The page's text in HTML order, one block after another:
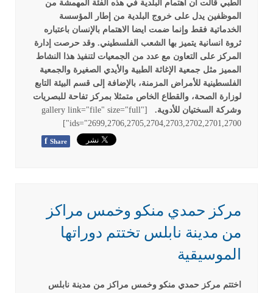
الطبي قالت ان اهتمام البلدية في هذه الفئة المهمشة من
الموظفين يدل على خروج البلدية من إطار المؤسسة
الخدماتية فقط وإنما ضمت ايضا الاهتمام بالإنسان باعتباره
ثروة انسانية يتميز بها الشعب الفلسطيني. وقد حرصت إدارة
المركز على التعاون مع عدد من الجمعيات لتنفيذ هذا النشاط
المميز مثل جمعية الإغاثة الطبية والأيدي الصغيرة والجمعية
الفلسطينية للأمراض المزمنة، بالإضافة إلى قسم البيئة التابع
لوزارة الصحة، والقطاع الخاص متمثلا بمركز تفاحة للبصريات
وشركة السختيان للأدوية.
[gallery link="file" size="full"
ids="2699,2706,2705,2704,2703,2702,2701,2700"]
f Share
مركز حمدي منكو وخمس مراكز
من مدينة نابلس تختتم دوراتها
الموسيقية
اختتم مركز حمدي منكو وخمس مراكز من مدينة نابلس